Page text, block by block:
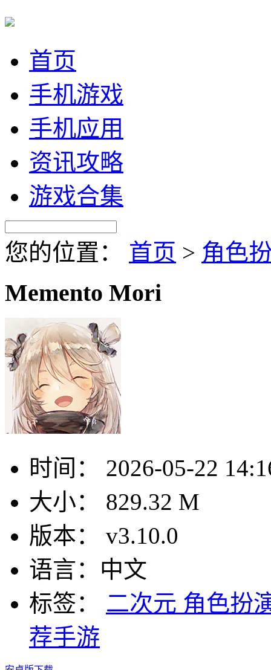
首页
手机游戏
手机应用
资讯攻略
游戏合集
您的位置： 首页 > 角色
Memento Mori
时间：
2026-05-22
大小：
829.32 M
版本：
v3.10.0
语言： 中文
标签：
二次元 角色扮
荐手游